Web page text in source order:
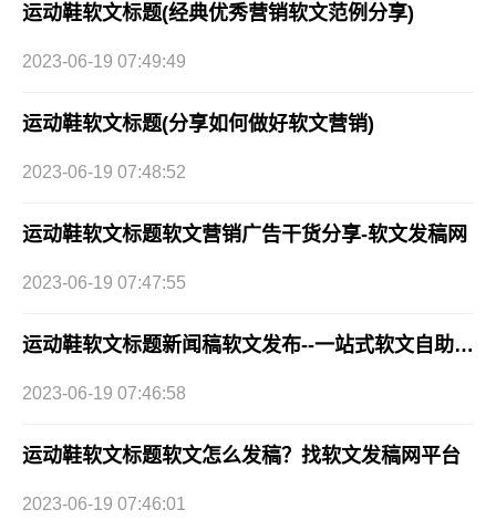
运动鞋软文标题(经典优秀营销软文范例分享)
2023-06-19 07:49:49
运动鞋软文标题(分享如何做好软文营销)
2023-06-19 07:48:52
运动鞋软文标题软文营销广告干货分享-软文发稿网
2023-06-19 07:47:55
运动鞋软文标题新闻稿软文发布--一站式软文自助发布
2023-06-19 07:46:58
运动鞋软文标题软文怎么发稿？找软文发稿网平台
2023-06-19 07:46:01